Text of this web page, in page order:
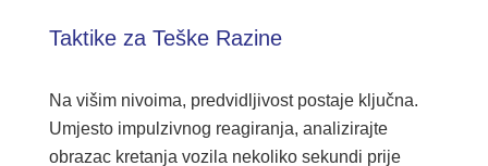
Taktike za Teške Razine
Na višim nivoima, predvidljivost postaje ključna.
Umjesto impulzivnog reagiranja, analizirajte
obrazac kretanja vozila nekoliko sekundi prije